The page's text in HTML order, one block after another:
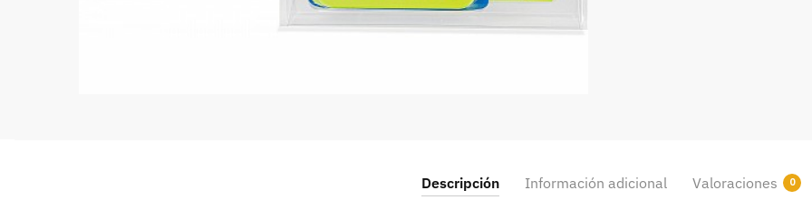
Descripción Información adicional Valoraciones 0